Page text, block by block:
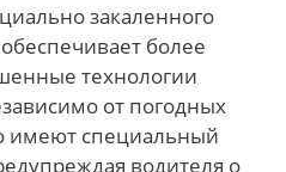
закаленного
более
технологии
от погодных
имеют специальный
водителя о